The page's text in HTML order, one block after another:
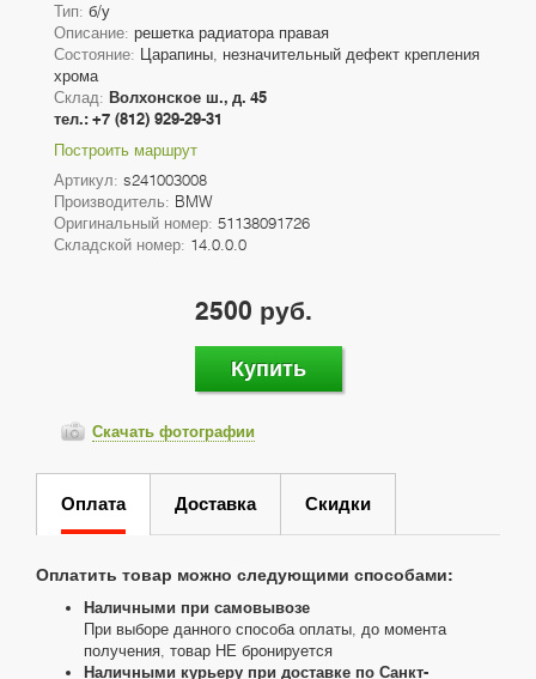
Тип: б/у
Описание: решетка радиатора правая
Состояние: Царапины, незначительный дефект крепления
хрома
Склад: Волхонское ш., д. 45
тел.: +7 (812) 929-29-31
Построить маршрут
Артикул: s241003008
Производитель: BMW
Оригинальный номер: 51138091726
Складской номер: 14.0.0.0
2500 руб.
Купить
Скачать фотографии
Оплата Доставка Скидки
Оплатить товар можно следующими способами:
Наличными при самовывозе
При выборе данного способа оплаты, до момента
получения, товар НЕ бронируется
Наличными курьеру при доставке по Санкт-